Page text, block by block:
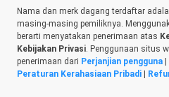
Nama dan merk dagang terdaftar
masing-masing pemiliknya.
berarti menyatakan penerimaan atas
Kebijakan Privasi. Penggunaan situs
penerimaan dari Perjanjian pengguna
Peraturan Kerahasiaan Pribadi